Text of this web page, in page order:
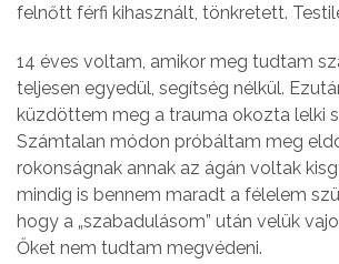
felnőtt férfi kihasznált, tönkretett.
14 éves voltam, amikor meg tudtam
teljesen egyedül, segítség nélkül.
küzdöttem meg a trauma okozta lelki
Számtalan módon próbáltam meg
rokonságnak annak az ágán voltak
mindig is bennem maradt a félelem
hogy a „szabadulásom” után velük
Őket nem tudtam megvédeni.